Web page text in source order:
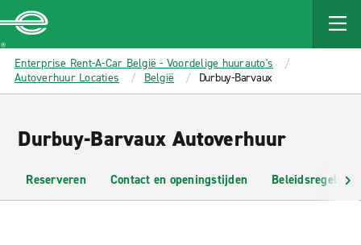
MAIN
CONTENT
Enterprise
Enterprise Rent-A-Car België - Voordelige huurauto's
Autoverhuur Locaties
België Durbuy-Barvaux
Durbuy-Barvaux Autoverhuur
Reserveren Contact en openingstijden Beleidsregels